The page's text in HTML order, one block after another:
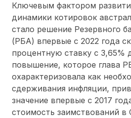
Ключевым фактором
динамики котировок
стало решение Резервного
(РБА) впервые с 2022 года
процентную ставку с 3,65%
повышение, которое глава
охарактеризовала как
сдерживания инфляции,
значение впервые с 2017
стоимость заимствований